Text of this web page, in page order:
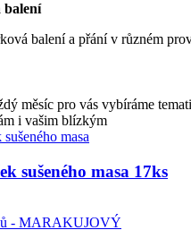
balení
balení a přání v různém
měsíc pro vás vybíráme
i vašim blízkým
sušeného masa 17ks